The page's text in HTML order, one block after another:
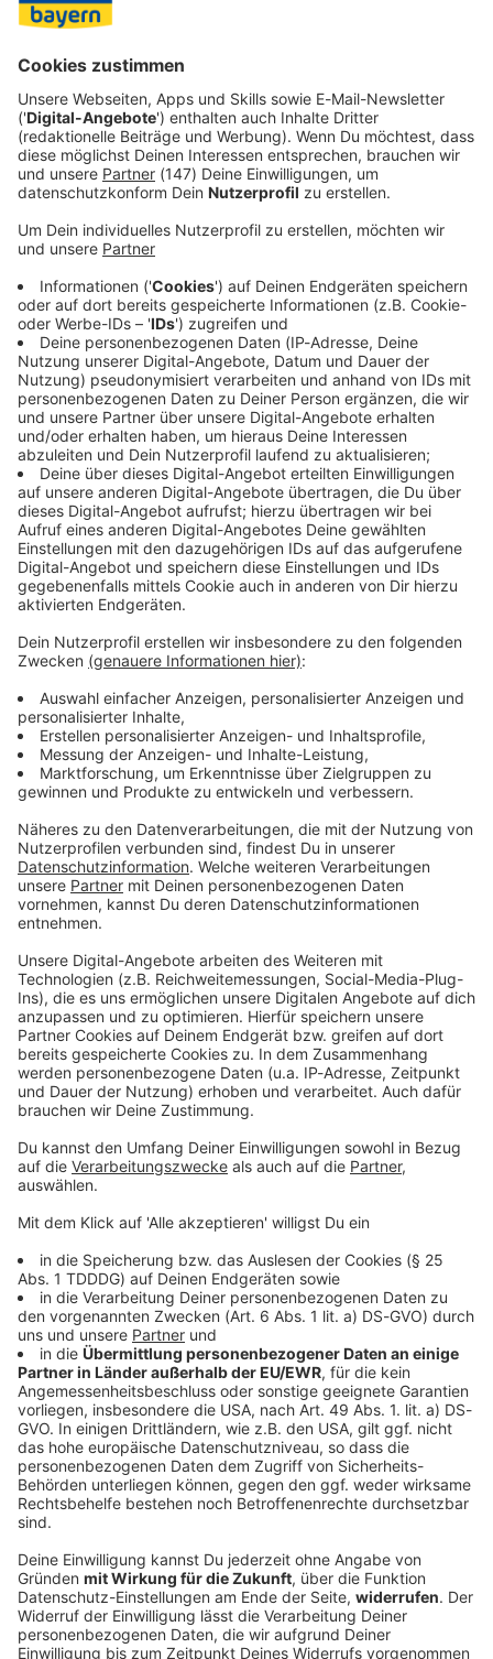
Immer auf dem Laufenden
bleiben!
Verpass' nichts mehr - mit unserem kostenlosen
ANTENNE BAYERN Newsletter. Ob Nachrichten,
Lifestyle oder unsere neuesten Aktionen - wir
informieren dich.
Zum Newsletter anmelden
Du möchtest uns etwas sagen?
Studio Hotline
Kontaktformular
Sprachnachricht
© dpa-infocom, dpa:260627-930-296052/1
Bayern
Mann flieht mit getuntem E-Scooter vor
Polizeikontrolle
Ein Mann fährt auf einem E-Scooter verdächtig